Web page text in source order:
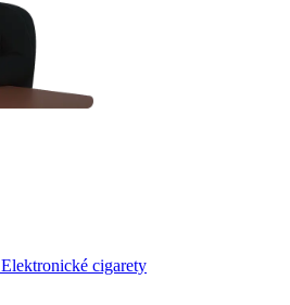
Elektronické cigarety